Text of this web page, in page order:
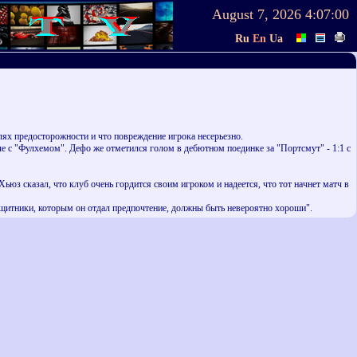
August 7, 2026 4:07:00
Ru En Ua
и что повреждение игрока несерьезно.
с "Фулхемом". Дефо же отметился голом в дебютном поединке за "Портсмут" - 1:1 с
сказал, что клуб очень гордится своим игроком и надеется, что тот начнет матч в
которым он отдал предпочтение, должны быть невероятно хороши".